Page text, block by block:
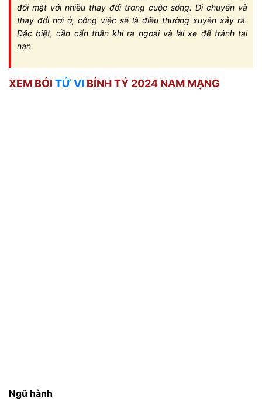
đối mặt với nhiều thay đổi trong cuộc sống. Di chuyển và
thay đổi nơi ở, công việc sẽ là điều thường xuyên xảy ra.
Đặc biệt, cần cẩn thận khi ra ngoài và lái xe để tránh tai
nạn.
XEM BÓI TỬ VI BÍNH TÝ 2024 NAM MẠNG
Ngũ hành